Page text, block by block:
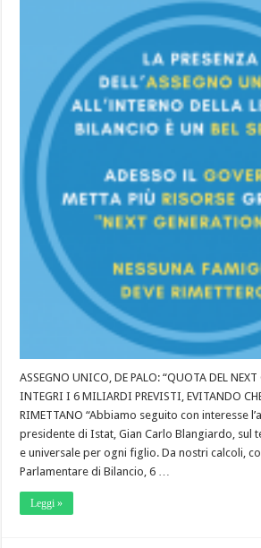
ASSEGNO UNICO, DE PALO: “QUOTA DEL NEXT
INTEGRI I 6 MILIARDI PREVISTI, EVITANDO
RIMETTANO “Abbiamo seguito con interesse
presidente di Istat, Gian Carlo Blangiardo, sul
e universale per ogni figlio. Da nostri calcoli,
Parlamentare di Bilancio, 6 …
Leggi »